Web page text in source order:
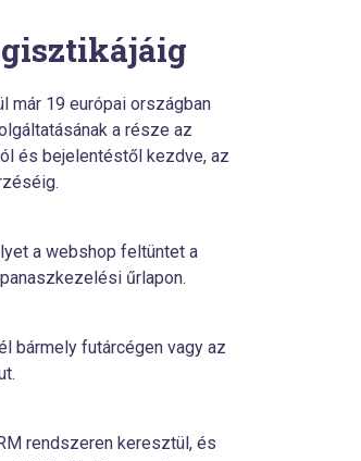
már 19 európai országban
a része az
és bejelentéstől kezdve, az
a webshop feltüntet a
űrlapon.
bármely futárcégen vagy az
rendszeren keresztül, és